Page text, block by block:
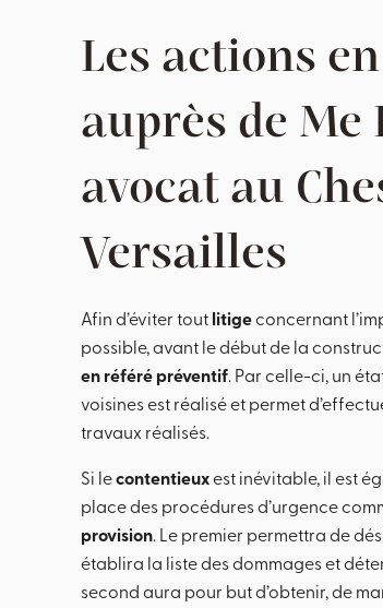
Les actions
auprès de Me
avocat au
Versailles
Afin d’éviter tout litige concernant
possible, avant le début de la
en référé préventif. Par celle-ci, un
voisines est réalisé et permet
travaux réalisés.
Si lecontentieuxest inévitable, il est
place des procédures d’urgence
provision. Le premier permettra de
établira la liste des dommages et
second aura pour but d’obtenir, de